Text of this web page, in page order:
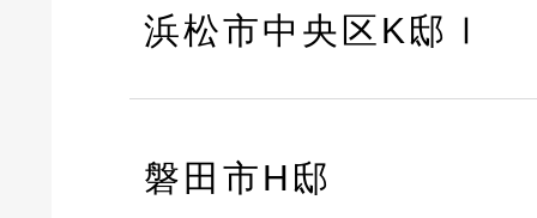
浜松市中央区K邸Ⅰ
磐田市H邸